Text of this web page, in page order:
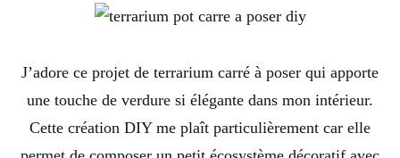
J’adore ce projet de terrarium carré à poser qui apporte
une touche de verdure si élégante dans mon intérieur.
Cette création DIY me plaît particulièrement car elle